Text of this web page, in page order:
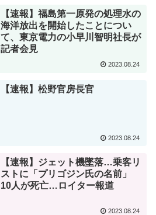
【速報】福島第一原発の処理水の
海洋放出を開始したことについ
て、東京電力の小早川智明社長が
記者会見
2023.08.24
【速報】松野官房長官
2023.08.24
【速報】ジェット機墜落…乗客リ
ストに「プリゴジン氏の名前」
10人が死亡…ロイター報道
2023.08.24